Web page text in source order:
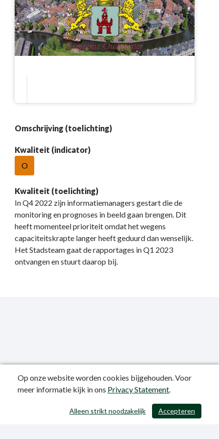
Omschrijving (toelichting)
Kwaliteit (indicator)
O
Kwaliteit (toelichting)
In Q4 2022 zijn informatiemanagers gestart die de
monitoring en prognoses in beeld gaan brengen. Dit
heeft momenteel prioriteit omdat het wegens
capaciteitskrapte langer heeft geduurd dan wenselijk.
Het Stadsteam gaat de rapportages in Q1 2023
ontvangen en stuurt daarop bij.
/ 403
Publicatiedatum: 12-06-2023
Op onze website worden cookies bijgehouden. Voor
meer informatie kijk in ons Privacy Statement.
Accepteren
Alleen strikt noodzakelijk